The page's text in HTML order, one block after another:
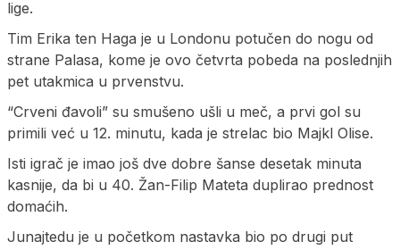
lige.
Tim Erika ten Haga je u Londonu potučen do nogu od
strane Palasa, kome je ovo četvrta pobeda na poslednjih
pet utakmica u prvenstvu.
“Crveni đavoli” su smušeno ušli u meč, a prvi gol su
primili već u 12. minutu, kada je strelac bio Majkl Olise.
Isti igrač je imao još dve dobre šanse desetak minuta
kasnije, da bi u 40. Žan-Filip Mateta duplirao prednost
domaćih.
Junajtedu je u početkom nastavka bio po drugi put